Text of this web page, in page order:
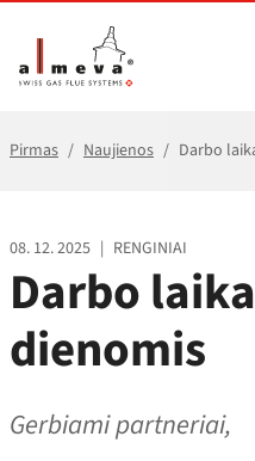
Pirmas Naujienos Darbo
08. 12. 2025 | RENGINIAI
Darbo
dienomis
Gerbiami partneriai,